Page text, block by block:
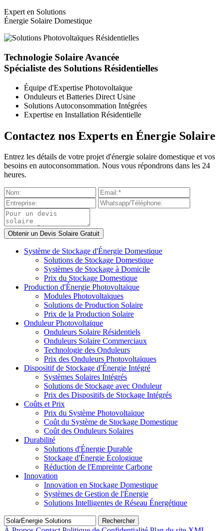
Expert en Solutions
Énergie Solaire Domestique
Technologie Solaire Avancée
Spécialiste des Solutions Résidentielles
Équipe d'Expertise Photovoltaïque
Onduleurs et Batteries Direct Usine
Solutions Autoconsommation Intégrées
Expertise en Installation Résidentielle
Contactez nos Experts en Énergie Solaire
Entrez les détails de votre projet d'énergie solaire domestique et vos
besoins en autoconsommation. Nous vous répondrons dans les 24
heures.
Système de Stockage d'Énergie Domestique
Solutions de Stockage Domestique
Systèmes de Stockage à Domicile
Prix du Stockage Domestique
Production d'Énergie Photovoltaïque
Modules Photovoltaïques
Solutions de Production Solaire
Prix de la Production Solaire
Onduleur Photovoltaïque
Onduleurs Solaire Résidentiels
Onduleurs Solaire Commerciaux
Technologie des Onduleurs
Prix des Onduleurs Photovoltaïques
Dispositif de Stockage d'Énergie Intégré
Systèmes Solaires Intégrés
Solutions de Stockage avec Onduleur
Prix des Dispositifs de Stockage Intégrés
Coûts et Prix
Prix du Système Photovoltaïque
Coût du Système de Stockage Domestique
Coût des Onduleurs Solaires
Durabilité
Solutions d'Énergie Durable
Stockage d'Énergie Écologique
Réduction de l'Empreinte Carbone
Innovation
Innovation en Stockage Domestique
Systèmes de Gestion de l'Énergie
Solutions Intelligentes de Réseau Énergétique
Rechercher